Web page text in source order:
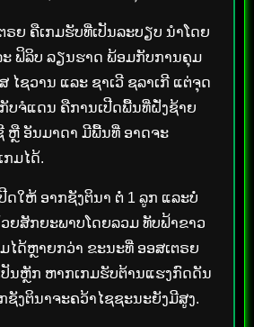
ຣຍ ຄືເກມຮັບທີ່ເປັນລະບຽບ ນຳໂດຍ
ະ ຟິລິບ ລຽນຮາດ ພ້ອມກັບການຄຸມ
ໄຊວານ ແລະ ຊາເວີ ຊລາເກີ ແຕ່ຈຸດ
ບຈໍແດນ ຄືການເປີດພື້ນທີ່ຝັ່ງຊ້າຍ
ຫຼື ອັນມາດາ ມີພື້ນທີ່ ອາດຈະ
ກມໄດ້.
ດໃຫ້ ອາກຊັງຕິນາ ຕໍ່ 1 ລູກ ແລະບໍ່
ຍສັກຍະພາບໂດຍລວມ ທັບຟ້າຂາວ
ໄດ້ຫຼາຍກວ່າ ຂະນະທີ່ ອອສເຕຣຍ
ປັນຫຼັກ ຫາກເກມຮັບຕ້ານແຮງກົດດັນ
ຊັງຕິນາຈະຄວ້າໄຊຊະນະຍັງມີສູງ.